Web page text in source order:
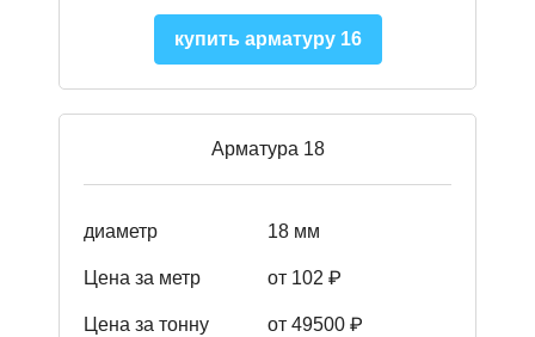
купить арматуру 16
Арматура 18
диаметр 18 мм
Цена за метр от 102 ₽
Цена за тонну от 49500 ₽